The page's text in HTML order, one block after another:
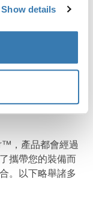
Show details
，產品都會經過
攜帶您的裝備而
。以下略舉諸多